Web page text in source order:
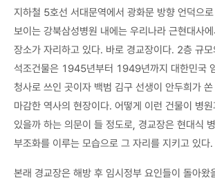
지하철 5호선 서대문역에서 광화문 방향 언덕으
보이는 강북삼성병원 내에는 우리나라 근현대사
장소가 자리하고 있다. 바로 경교장이다. 2층 규
석조건물은 1945년부터 1949년까지 대한민국
청사로 쓰인 곳이자 백범 김구 선생이 안두희가
마감한 역사의 현장이다. 어떻게 이런 건물이 병
있을까 하는 의문이 들 정도로, 경교장은 현대식
부조화를 이루는 모습으로 그 자리를 지키고 있다.
본래 경교장은 해방 후 임시정부 요인들이 돌아왔